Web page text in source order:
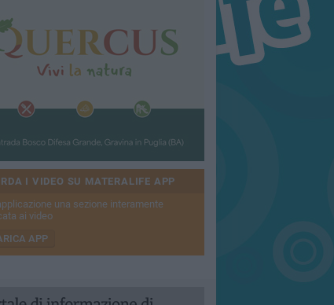
I VIDEO SU MATERALIFE APP
una sezione interamente
ai video
APP